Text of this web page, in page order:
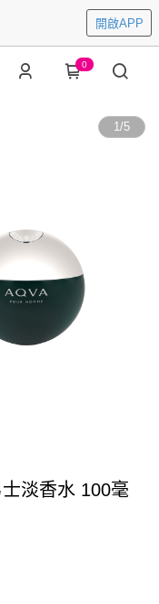
開啟APP
0
1/5
淡香水 100毫